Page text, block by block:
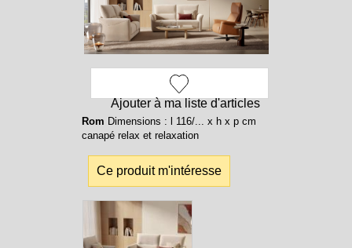
Ajouter à ma liste d'articles
Rom Dimensions : l 116/... x h x p cm
canapé relax et relaxation
Ce produit m'intéresse